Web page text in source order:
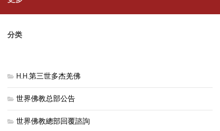
分类
H.H.第三世多杰羌佛
世界佛教总部公告
世界佛教總部回覆諮詢